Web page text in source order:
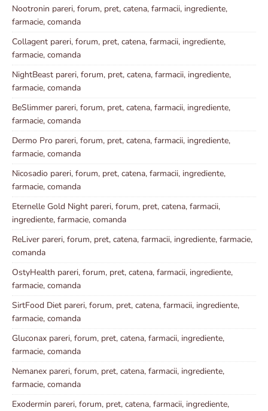
Nootronin pareri, forum, pret, catena, farmacii, ingrediente,
farmacie, comanda
Collagent pareri, forum, pret, catena, farmacii, ingrediente,
farmacie, comanda
NightBeast pareri, forum, pret, catena, farmacii, ingrediente,
farmacie, comanda
BeSlimmer pareri, forum, pret, catena, farmacii, ingrediente,
farmacie, comanda
Dermo Pro pareri, forum, pret, catena, farmacii, ingrediente,
farmacie, comanda
Nicosadio pareri, forum, pret, catena, farmacii, ingrediente,
farmacie, comanda
Eternelle Gold Night pareri, forum, pret, catena, farmacii,
ingrediente, farmacie, comanda
ReLiver pareri, forum, pret, catena, farmacii, ingrediente, farmacie,
comanda
OstyHealth pareri, forum, pret, catena, farmacii, ingrediente,
farmacie, comanda
SirtFood Diet pareri, forum, pret, catena, farmacii, ingrediente,
farmacie, comanda
Gluconax pareri, forum, pret, catena, farmacii, ingrediente,
farmacie, comanda
Nemanex pareri, forum, pret, catena, farmacii, ingrediente,
farmacie, comanda
Exodermin pareri, forum, pret, catena, farmacii, ingrediente,